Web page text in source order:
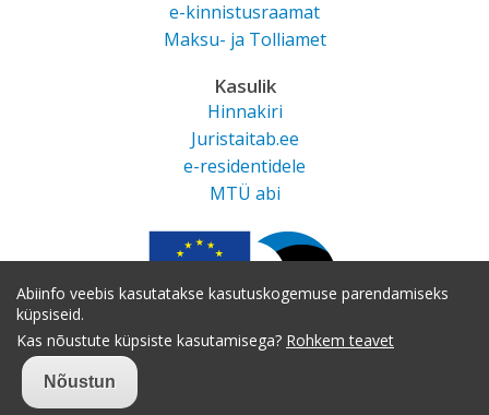
e-kinnistusraamat
Maksu- ja Tolliamet
Kasulik
Hinnakiri
Juristaitab.ee
e-residentidele
MTÜ abi
Juurdepääsetavus
Abiinfo veebis kasutatakse kasutuskogemuse parendamiseks
küpsiseid.
Kas nõustute küpsiste kasutamisega? Rohkem teavet
Nõustun